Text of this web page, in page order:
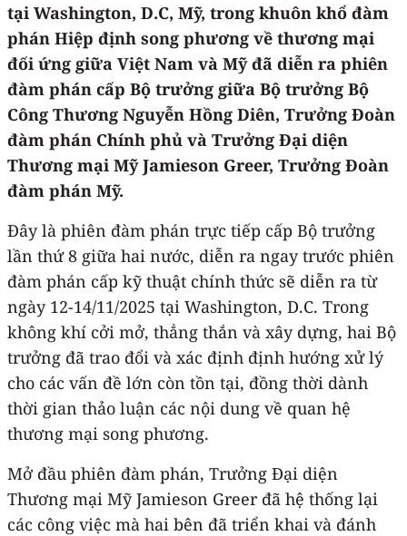
tại Washington, D.C, Mỹ, trong khuôn khổ đàm
phán Hiệp định song phương về thương mại
đối ứng giữa Việt Nam và Mỹ đã diễn ra phiên
đàm phán cấp Bộ trưởng giữa Bộ trưởng Bộ
Công Thương Nguyễn Hồng Diên, Trưởng Đoàn
đàm phán Chính phủ và Trưởng Đại diện
Thương mại Mỹ Jamieson Greer, Trưởng Đoàn
đàm phán Mỹ.
Đây là phiên đàm phán trực tiếp cấp Bộ trưởng
lần thứ 8 giữa hai nước, diễn ra ngay trước phiên
đàm phán cấp kỹ thuật chính thức sẽ diễn ra từ
ngày 12-14/11/2025 tại Washington, D.C. Trong
không khí cởi mở, thẳng thắn và xây dựng, hai Bộ
trưởng đã trao đổi và xác định định hướng xử lý
cho các vấn đề lớn còn tồn tại, đồng thời dành
thời gian thảo luận các nội dung về quan hệ
thương mại song phương.
Mở đầu phiên đàm phán, Trưởng Đại diện
Thương mại Mỹ Jamieson Greer đã hệ thống lại
các công việc mà hai bên đã triển khai và đánh